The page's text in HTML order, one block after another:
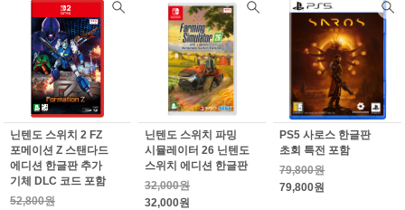
닌텐도 스위치 2 FZ
포메이션 Z 스탠다드
에디션 한글판 추가
기체 DLC 코드 포함
52,800원
닌텐도 스위치 파밍
시뮬레이터 26 닌텐도
스위치 에디션 한글판
32,000원
32,000원
PS5 사로스 한글판
초회 특전 포함
79,800원
79,800원